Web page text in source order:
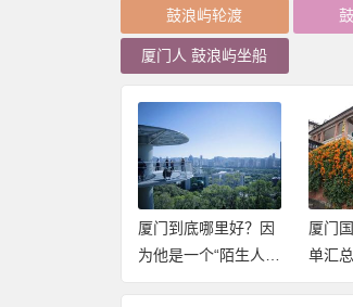
鼓浪屿轮渡
厦门人 鼓浪屿坐船
厦门国有A级景区名
单汇总！2020年厦门
这些景点免费开放
穿过
红打
康步